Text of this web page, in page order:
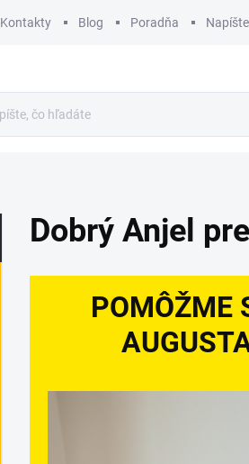
Kontakty Blog Poradňa
Dobrý Anjel
POMÔŽME